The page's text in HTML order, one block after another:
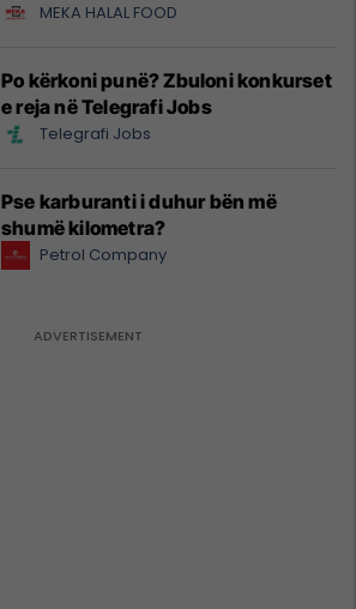
MEKA HALAL FOOD
Po kërkoni punë? Zbuloni konkurset
e reja në Telegrafi Jobs
Telegrafi Jobs
Pse karburanti i duhur bën më
shumë kilometra?
Petrol Company